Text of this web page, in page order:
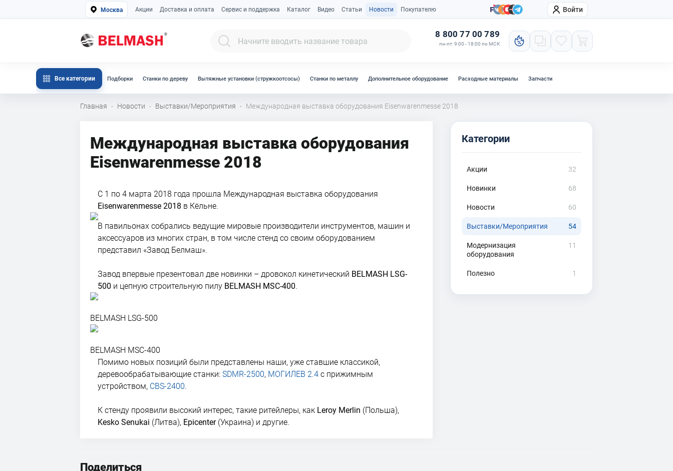
Москва Акции Доставка и оплата Сервис и поддержка Каталог Видео Статьи Новости Покупателю Компания Войти
8 800 77 00 789
пн-пт: 9:00 - 18:00 по МСК
Все категории Подборки Станки по дереву Вытяжные установки (стружкоотсосы) Станки по металлу Дополнительное оборудование Расходные материалы Запчасти
Главная · Новости · Выставки/Мероприятия · Международная выставка оборудования Eisenwarenmesse 2018
Международная выставка оборудования
Eisenwarenmesse 2018
С 1 по 4 марта 2018 года прошла Международная выставка оборудования
Eisenwarenmesse 2018 в Кёльне.
В павильонах собрались ведущие мировые производители инструментов, машин и
аксессуаров из многих стран, в том числе стенд со своим оборудованием
представил «Завод Белмаш».
Завод впервые презентовал две новинки – дровокол кинетический BELMASH LSG-
500 и цепную строительную пилу BELMASH MSC-400.
BELMASH LSG-500
BELMASH MSC-400
Помимо новых позиций были представлены наши, уже ставшие классикой,
деревообрабатывающие станки: SDMR-2500, МОГИЛЕВ 2.4 с прижимным
устройством, CBS-2400.
К стенду проявили высокий интерес, такие ритейлеры, как Leroy Merlin (Польша),
Kesko Senukai (Литва), Epicenter(Украина) и другие.
Категории
Акции 32
Новинки 68
Новости 60
Выставки/Мероприятия 54
Модернизация
оборудования
11
Полезно 1
Поделиться